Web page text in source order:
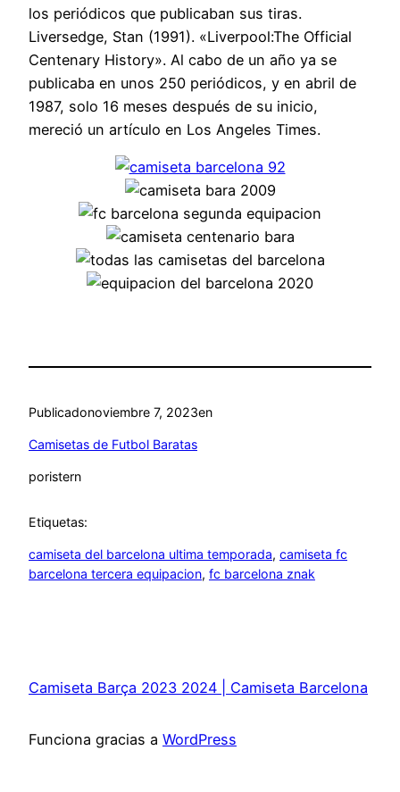
los periódicos que publicaban sus tiras.
Liversedge, Stan (1991). «Liverpool:The Official
Centenary History». Al cabo de un año ya se
publicaba en unos 250 periódicos, y en abril de
1987, solo 16 meses después de su inicio,
mereció un artículo en Los Angeles Times.
Publicadonoviembre 7, 2023en
Camisetas de Futbol Baratas
poristern
Etiquetas:
camiseta del barcelona ultima temporada, camiseta fc
barcelona tercera equipacion, fc barcelona znak
Camiseta Barça 2023 2024 | Camiseta Barcelona
Funciona gracias a WordPress